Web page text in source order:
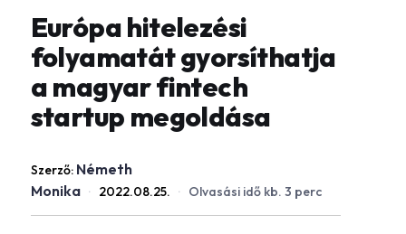
Európa hitelezési
folyamatát gyorsíthatja
a magyar fintech
startup megoldása
Szerző: Németh
Monika · 2022.08.25. · Olvasási idő kb. 3 perc